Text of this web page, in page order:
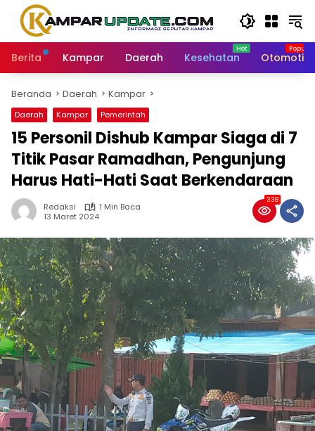
Langsung
konten
Berita
Kampar Daerah Kesehatan Otomotif
Beranda Daerah Kampar
Daerah Kampar Pemerintah
15 Personil Dishub Kampar Siaga di 7
Titik Pasar Ramadhan, Pengunjung
Harus Hati-Hati Saat Berkendaraan
Redaksi
1 Min Baca
13 Maret 2024
338